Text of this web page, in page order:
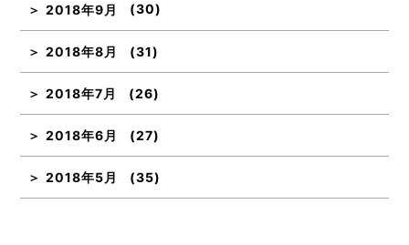
2018年9月 (30)
2018年8月 (31)
2018年7月 (26)
2018年6月 (27)
2018年5月 (35)